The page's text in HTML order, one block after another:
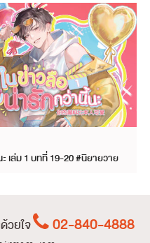
เล่ม 1 บทที่ 19-20 #นิยายวาย
วยใจ 02-840-4888